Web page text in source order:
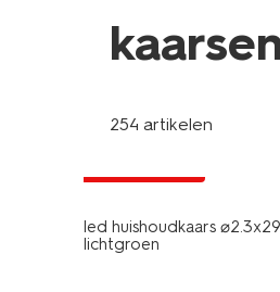
254 artikelen
led huishoudkaars
lichtgroen